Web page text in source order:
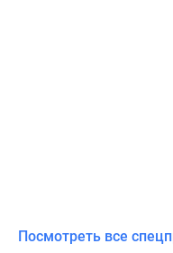
Посмотреть все